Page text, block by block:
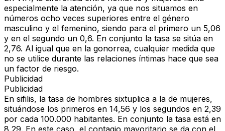
especialmente la atención, ya que nos situamos en
números ocho veces superiores entre el género
masculino y el femenino, siendo para el primero un 5,06
y en el segundo un 0,6. En conjunto la tasa se sitúa en
2,76. Al igual que en la gonorrea, cualquier medida que
no se utilice durante las relaciones íntimas hace que sea
un factor de riesgo.
Publicidad
Publicidad
En sifilis, la tasa de hombres sixtuplica a la de mujeres,
situándose los primeros en 14,56 y los segundos en 2,39
por cada 100.000 habitantes. En conjunto la tasa está en